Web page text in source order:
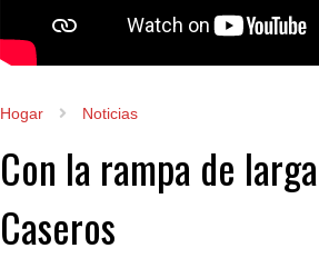
Hogar Noticias
Con la rampa de
Caseros